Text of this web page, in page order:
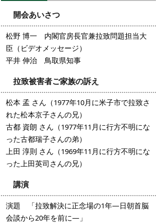
開会あいさつ
松野 博一 内閣官房長官兼拉致問題担当大
臣（ビデオメッセージ）
平井 伸治 鳥取県知事
拉致被害者ご家族の訴え
松本 孟 さん（1977年10月に米子市で拉致さ
れた松本京子さんの兄）
古都 資朗 さん（1977年11月に行方不明にな
った古都瑞子さんの弟）
上田 淳則 さん（1969年11月に行方不明にな
った上田英司さんの兄）
講演
演題 「拉致解決に正念場の1年―日朝首脳
会談から20年を前に―」